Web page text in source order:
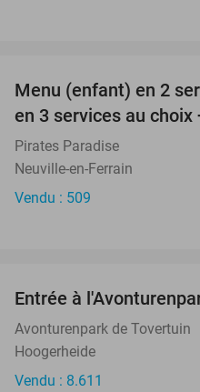
Menu (enfant) en 2
en 3 services au
Pirates Paradise
Neuville-en-Ferrain
Vendu : 509
Entrée à
Avonturenpark de Tovertuin
Hoogerheide
Vendu : 8.611